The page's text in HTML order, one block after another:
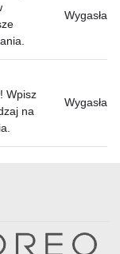
Wygasła
Wpisz
na
Wygasła